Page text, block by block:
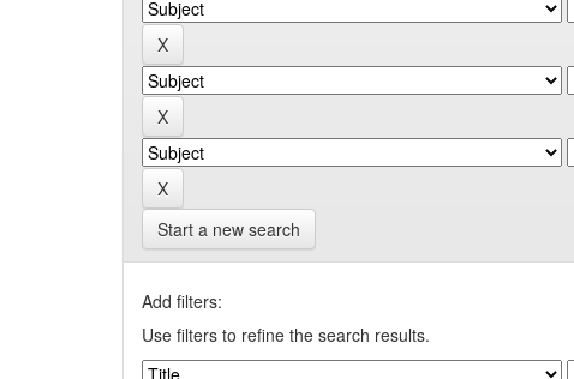
Start a new search
Add filters:
Use filters to refine the search results.